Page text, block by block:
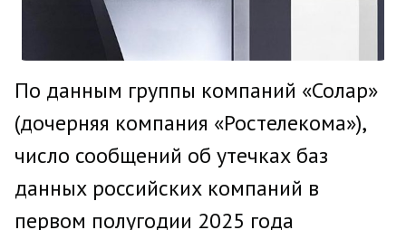
По данным группы компаний «Солар»
(дочерняя компания «Ростелекома»),
число сообщений об утечках баз
данных российских компаний в
первом полугодии 2025 года